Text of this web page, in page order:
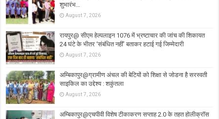
शुभारंभ…
August 7, 2026
रायपुर@ सीएम हेल्पलाइन 1076 में भ्रष्टाचार की जांच की शिकायत
24 घंटे के भीतर ‘संबंधित नहीं’ बताकर हटाई गई जिम्मेदारी
August 7, 2026
अम्बिकापुर@ग्रामीण अंचल की बेटियों को शिक्षा से जोडना है सरस्वती
साइकिल का उद्देश्य : शकुंतला
August 7, 2026
अम्बिकापुर@एचपीवी विशेष टीकाकरण सप्ताह 2.0 के तहत होलीक्रॉस